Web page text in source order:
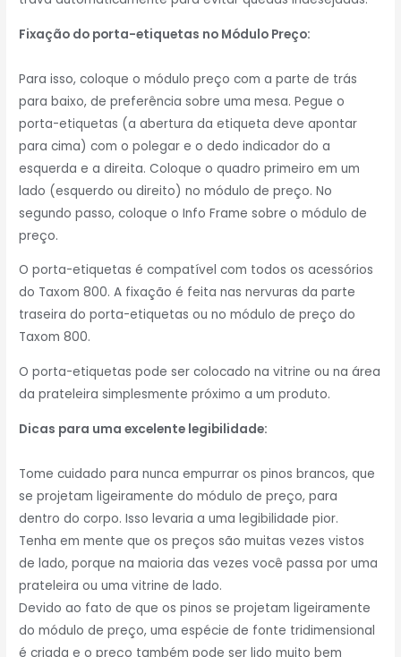
Fixação do porta-etiquetas no Módulo Preço:
Para isso, coloque o módulo preço com a parte de trás
para baixo, de preferência sobre uma mesa. Pegue o
porta-etiquetas (a abertura da etiqueta deve apontar
para cima) com o polegar e o dedo indicador do a
esquerda e a direita. Coloque o quadro primeiro em um
lado (esquerdo ou direito) no módulo de preço. No
segundo passo, coloque o Info Frame sobre o módulo de
preço.
O porta-etiquetas é compatível com todos os acessórios
do Taxom 800. A fixação é feita nas nervuras da parte
traseira do porta-etiquetas ou no módulo de preço do
Taxom 800.
O porta-etiquetas pode ser colocado na vitrine ou na área
da prateleira simplesmente próximo a um produto.
Dicas para uma excelente legibilidade:
Tome cuidado para nunca empurrar os pinos brancos, que
se projetam ligeiramente do módulo de preço, para
dentro do corpo. Isso levaria a uma legibilidade pior.
Tenha em mente que os preços são muitas vezes vistos
de lado, porque na maioria das vezes você passa por uma
prateleira ou uma vitrine de lado.
Devido ao fato de que os pinos se projetam ligeiramente
do módulo de preço, uma espécie de fonte tridimensional
é criada e o preço também pode ser lido muito bem